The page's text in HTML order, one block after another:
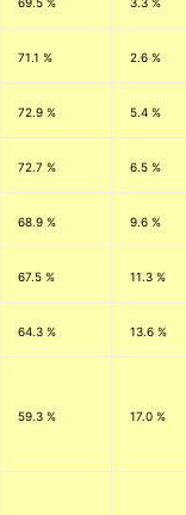
71.1 % 2.6 %
72.9 % 5.4 %
72.7 % 6.5 %
68.9 % 9.6 %
67.5 % 11.3 %
64.3 % 13.6 %
59.3 % 17.0 %